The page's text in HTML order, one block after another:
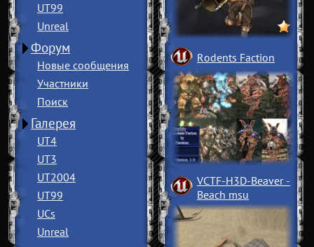
UT99
Unreal
Форум
Новые сообщения
Участники
Поиск
Галерея
UT4
UT3
UT2004
UT99
UCs
Unreal
Rodents Faction
VCTF-H3D-Beaver ­
Beach msu